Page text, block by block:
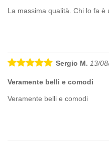
La massima qualità. Chi lo fa è
Sergio M. 13/
Veramente belli e comodi
Veramente belli e comodi